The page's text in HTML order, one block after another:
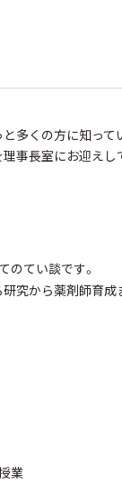
多くの方に知っ
事長室にお迎えし
のてい談です。
究から薬剤師育成
業